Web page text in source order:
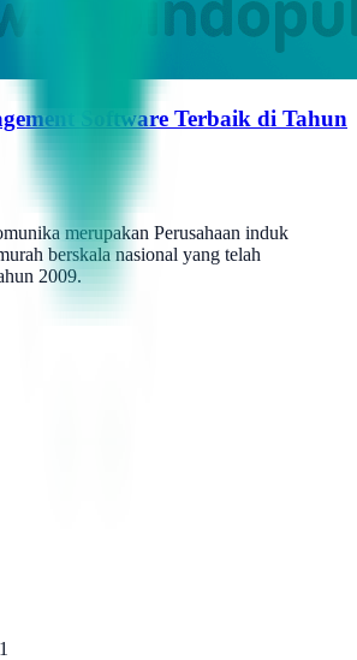
Software Terbaik di Tahun
merupakan Perusahaan induk
berskala nasional yang telah
2009.